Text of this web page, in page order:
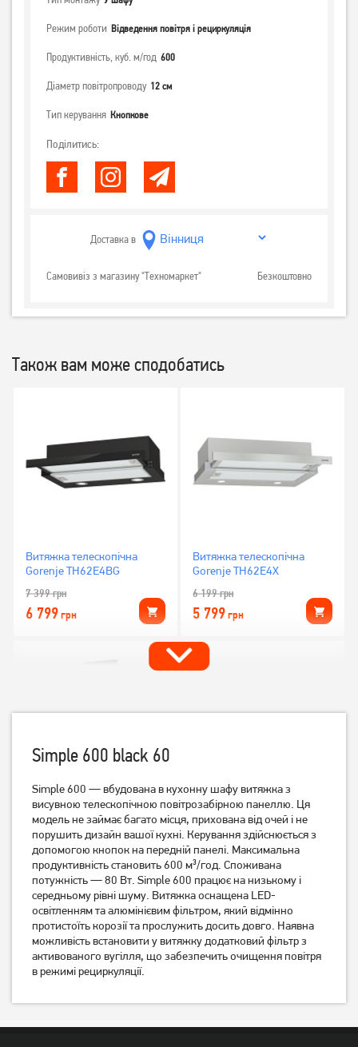
Режим роботи Відведення повітря і рециркуляція
Продуктивність, куб. м/год 600
Діаметр повітропроводу 12 см
Тип керування Кнопкове
Поділитись:
Доставка в
Самовивіз з магазину "Техномаркет" Безкоштовно
Також вам може сподобатись
Витяжка телескопічна
Gorenje TH62E4BG
7 399грн
6 799грн
Витяжка телескопічна
Gorenje TH62E4X
6 199грн
5 799грн
Витяжка похила Ventolux
MODENA 60 BK (700) PB
3 999грн
3 869грн
Витяжка пласка Artel Art-
0960 Punto
3 329грн
3 179грн
Simple 600 black 60
Simple 600 — вбудована в кухонну шафу витяжка з
висувною телескопічною повітрозабірною панеллю. Ця
модель не займає багато місця, прихована від очей і не
порушить дизайн вашої кухні. Керування здійснюється з
допомогою кнопок на передній панелі. Максимальна
продуктивність становить 600 м³/год. Споживана
потужність — 80 Вт. Simple 600 працює на низькому і
середньому рівні шуму. Витяжка оснащена LED-
освітленням та алюмінієвим фільтром, який відмінно
протистоїть корозії та прослужить досить довго. Наявна
можливість встановити у витяжку додатковий фільтр з
активованого вугілля, що забезпечить очищення повітря
в режимі рециркуляції.